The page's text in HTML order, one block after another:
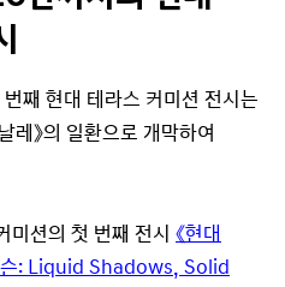
째 현대 테라스 커미션 전시는
레》의 일환으로 개막하여
션의 첫 번째 전시 《현대
슨: Liquid Shadows, Solid